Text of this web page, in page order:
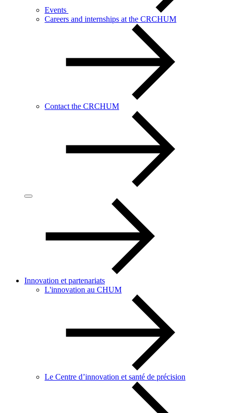
Events
Careers and internships at the CRCHUM
Contact the CRCHUM
Innovation et partenariats
L'innovation au CHUM
Le Centre d’innovation et santé de précision